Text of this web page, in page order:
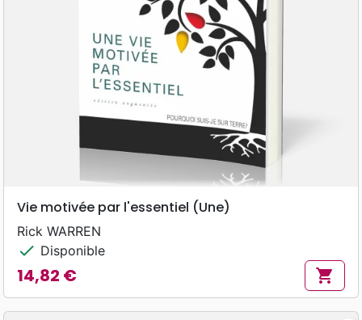
Vie motivée par l'essentiel (Une)
Rick WARREN
check Disponible
Prix
14,82 € shopping_cart